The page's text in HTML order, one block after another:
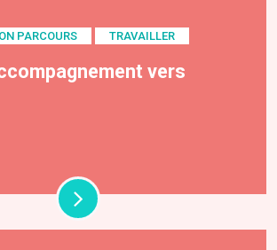
PARCOURS TRAVAILLER
vers